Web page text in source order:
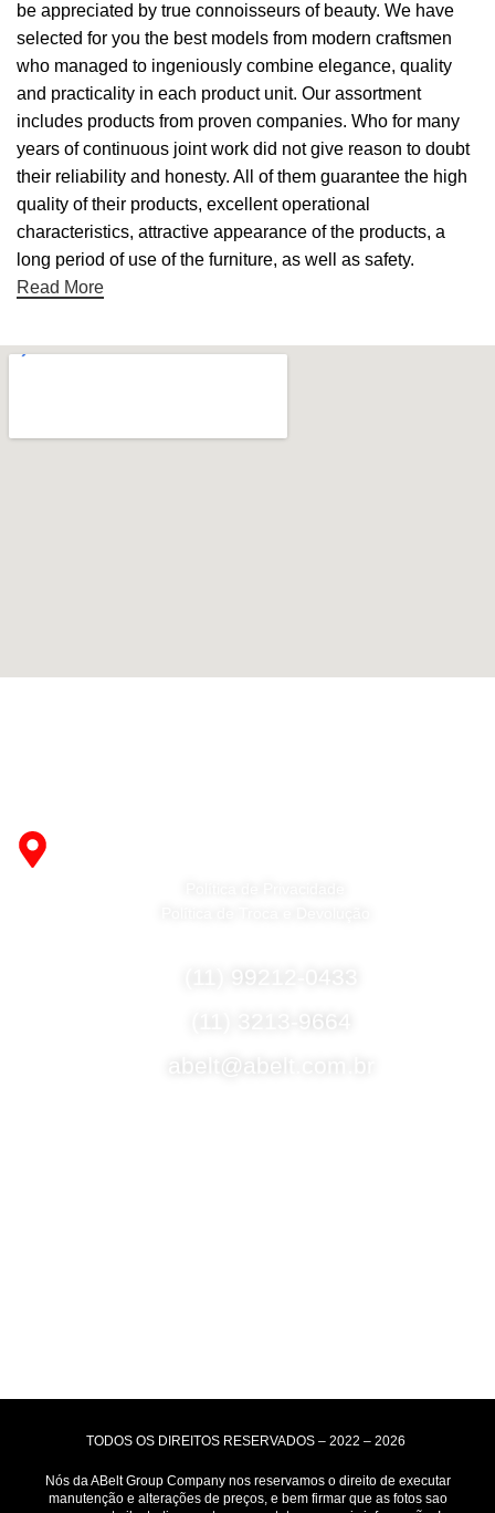
be appreciated by true connoisseurs of beauty. We have
selected for you the best models from modern craftsmen
who managed to ingeniously combine elegance, quality
and practicality in each product unit. Our assortment
includes products from proven companies. Who for many
years of continuous joint work did not give reason to doubt
their reliability and honesty. All of them guarantee the high
quality of their products, excellent operational
characteristics, attractive appearance of the products, a
long period of use of the furniture, as well as safety.
Read More
(11) 3213-9664
abelt@abelt.com.br
TODOS OS DIREITOS RESERVADOS – 2022 – 2026
Nós da ABelt Group Company nos reservamos o direito de executar
manutenção e alterações de preços, e bem firmar que as fotos sao